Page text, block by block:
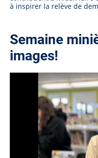
à inspirer la relève de
Semaine
images!